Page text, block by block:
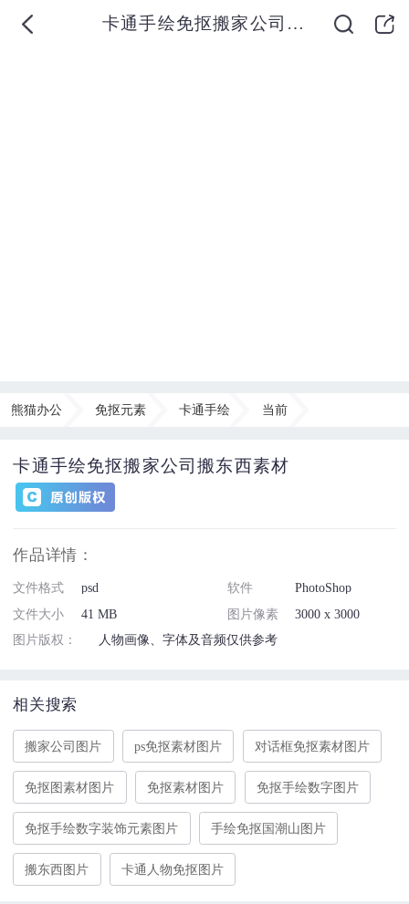
卡通手绘免抠搬家公司搬东西素材
熊猫办公 免抠元素 卡通手绘 当前
卡通手绘免抠搬家公司搬东西素材
作品详情：
文件格式 psd 软件
PhotoShop
文件大小
41 MB 图片像素
3000 x 3000
图片版权：
人物画像、字体及音频仅供参考
相关搜索
搬家公司图片 ps免抠素材图片 对话框免抠素材图片
免抠图素材图片 免抠素材图片 免抠手绘数字图片
免抠手绘数字装饰元素图片 手绘免抠国潮山图片
搬东西图片 卡通人物免抠图片